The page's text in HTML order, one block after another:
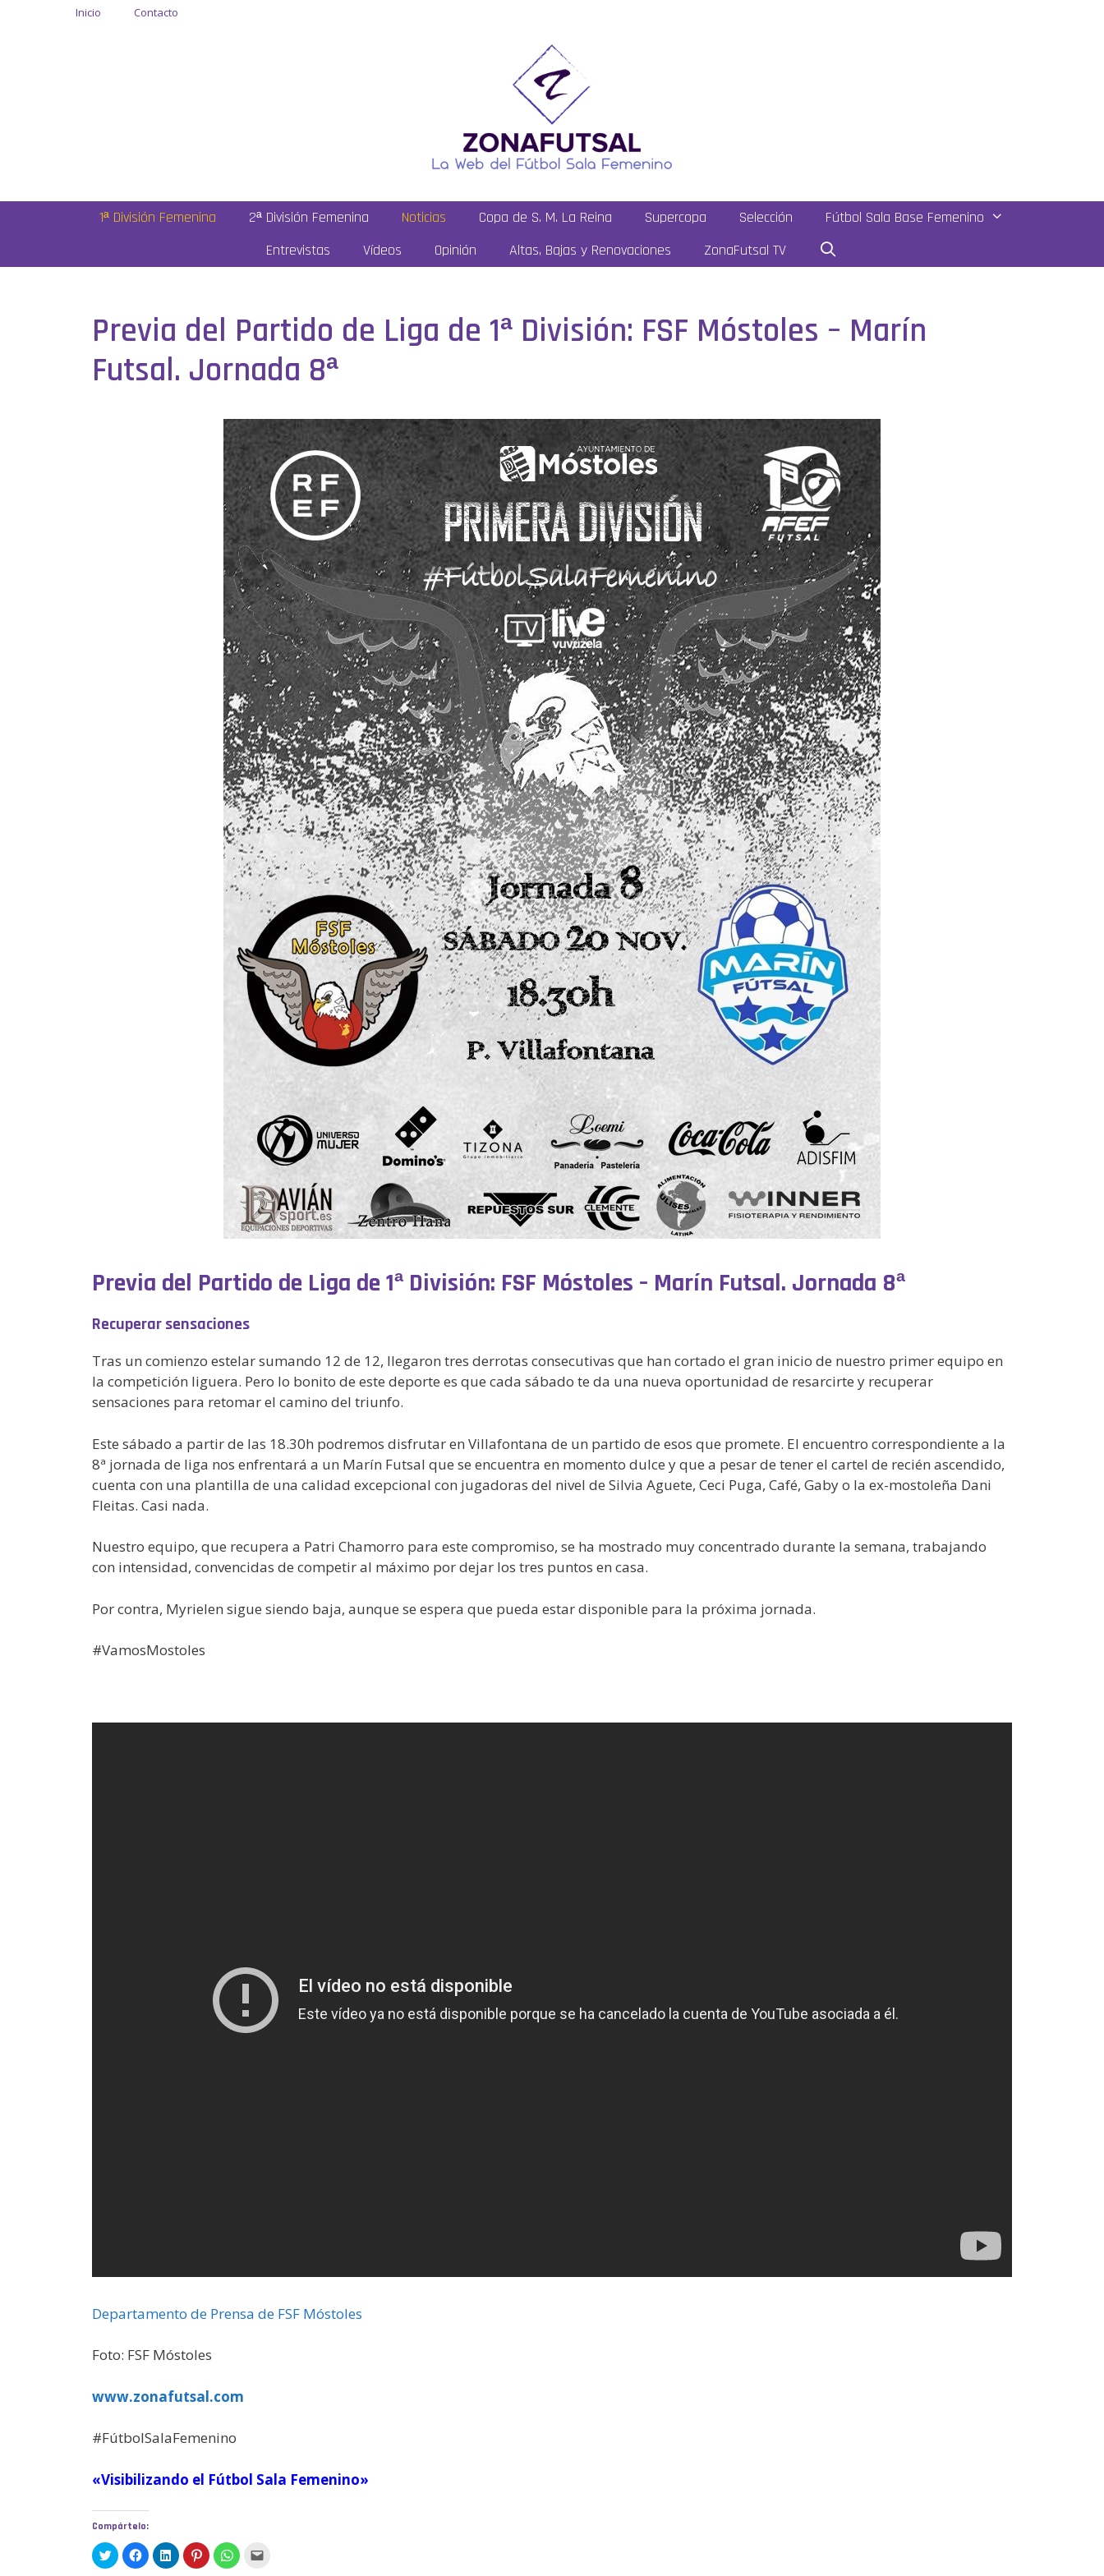
Inicio Contacto
1ª División Femenina 2ª División Femenina Noticias Copa de S. M. La Reina Supercopa Selección
Fútbol Sala Base Femenino
Entrevistas
Vídeos Opinión Altas, Bajas y Renovaciones ZonaFutsal TV
Previa del Partido de Liga de 1ª División: FSF Móstoles – Marín
Futsal. Jornada 8ª
Previa del Partido de Liga de 1ª División: FSF Móstoles – Marín Futsal. Jornada 8ª
Recuperar sensaciones
Tras un comienzo estelar sumando 12 de 12, llegaron tres derrotas consecutivas que han cortado el gran inicio de nuestro primer equipo en
la competición liguera. Pero lo bonito de este deporte es que cada sábado te da una nueva oportunidad de resarcirte y recuperar
sensaciones para retomar el camino del triunfo.
Este sábado a partir de las 18.30h podremos disfrutar en Villafontana de un partido de esos que promete. El encuentro correspondiente a la
8ª jornada de liga nos enfrentará a un Marín Futsal que se encuentra en momento dulce y que a pesar de tener el cartel de recién ascendido,
cuenta con una plantilla de una calidad excepcional con jugadoras del nivel de Silvia Aguete, Ceci Puga, Café, Gaby o la ex-mostoleña Dani
Fleitas. Casi nada.
Nuestro equipo, que recupera a Patri Chamorro para este compromiso, se ha mostrado muy concentrado durante la semana, trabajando
con intensidad, convencidas de competir al máximo por dejar los tres puntos en casa.
Por contra, Myrielen sigue siendo baja, aunque se espera que pueda estar disponible para la próxima jornada.
#VamosMostoles
Departamento de Prensa de FSF Móstoles
Foto: FSF Móstoles
www.zonafutsal.com
#FútbolSalaFemenino
«Visibilizando el Fútbol Sala Femenino»
Compártelo:
H
a
H
a
H
a
H
a
H
a